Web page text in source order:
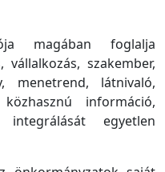
magában foglalja
szakember,
menetrend, látnivaló,
információ,
integrálását egyetlen